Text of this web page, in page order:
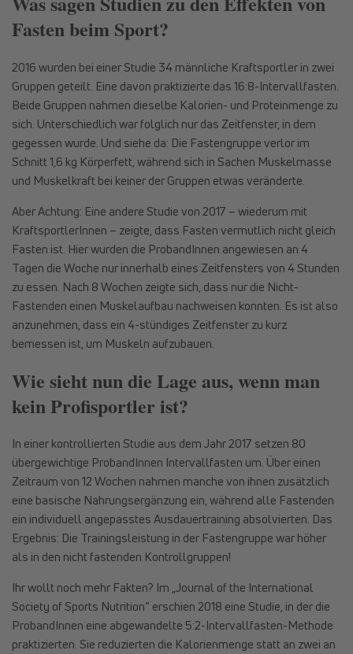
Fasten beim Sport?
2016 wurden bei einer Studie 34 männliche Kraftsportler in zwei
Gruppen geteilt. Eine davon praktizierte das 16:8-Intervallfasten.
Beide Gruppen nahmen dieselbe Kalorien- und Proteinmenge zu
sich. Unterschiedlich war folglich nur das Zeitfenster, in dem
gegessen wurde. Und siehe da: Die Fastengruppe verlor im
Schnitt 1,6 kg Körperfett, während sich in Sachen Muskelmasse
und Muskelkraft bei keiner der Gruppen etwas veränderte.
Aber Achtung: Eine andere Studie von 2017 – wiederum mit
KraftsportlerInnen – zeigte, dass Fasten vermutlich nicht gleich
Fasten ist. Hier wurden die ProbandInnen angewiesen an 4
Tagen die Woche nur innerhalb eines Zeitfensters von 4 Stunden
zu essen. Nach 8 Wochen zeigte sich, dass nur die Nicht-
Fastenden einen Muskelaufbau nachweisen konnten. Es ist also
anzunehmen, dass ein 4-stündiges Zeitfenster zu kurz
bemessen ist, um Muskeln aufzubauen.
Wie sieht nun die Lage aus, wenn man
kein Profisportler ist?
In einer kontrollierten Studie aus dem Jahr 2017 setzen 80
übergewichtige ProbandInnen Intervallfasten um. Über einen
Zeitraum von 12 Wochen nahmen manche von ihnen zusätzlich
eine basische Nahrungsergänzung ein, während alle Fastenden
ein individuell angepasstes Ausdauertraining absolvierten. Das
Ergebnis: Die Trainingsleistung in der Fastengruppe war höher
als in den nicht fastenden Kontrollgruppen!
Ihr wollt noch mehr Fakten? Im „Journal of the International
Society of Sports Nutrition“ erschien 2018 eine Studie, in der die
ProbandInnen eine abgewandelte 5:2-Intervallfasten-Methode
praktizierten. Sie reduzierten die Kalorienmenge statt an zwei an